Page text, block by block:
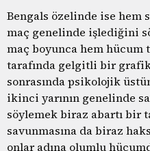
Bengals özelinde ise hem
maç genelinde işlediğini
maç boyunca hem hücum
tarafında gelgitli bir grafik
sonrasında psikolojik
ikinci yarının genelinde
söylemek biraz abartı bir
savunmasına da biraz
onlar adına olumlu